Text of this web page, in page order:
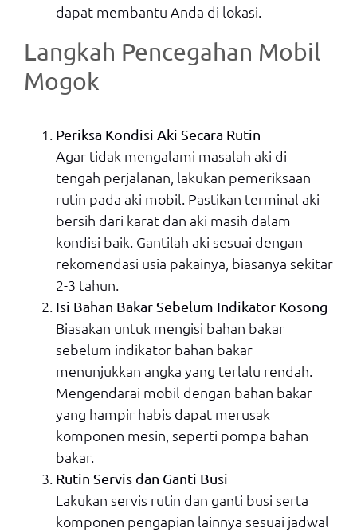
dapat membantu Anda di lokasi.
Langkah Pencegahan Mobil
Mogok
Periksa Kondisi Aki Secara Rutin
Agar tidak mengalami masalah aki di
tengah perjalanan, lakukan pemeriksaan
rutin pada aki mobil. Pastikan terminal aki
bersih dari karat dan aki masih dalam
kondisi baik. Gantilah aki sesuai dengan
rekomendasi usia pakainya, biasanya sekitar
2-3 tahun.
Isi Bahan Bakar Sebelum Indikator Kosong
Biasakan untuk mengisi bahan bakar
sebelum indikator bahan bakar
menunjukkan angka yang terlalu rendah.
Mengendarai mobil dengan bahan bakar
yang hampir habis dapat merusak
komponen mesin, seperti pompa bahan
bakar.
Rutin Servis dan Ganti Busi
Lakukan servis rutin dan ganti busi serta
komponen pengapian lainnya sesuai jadwal